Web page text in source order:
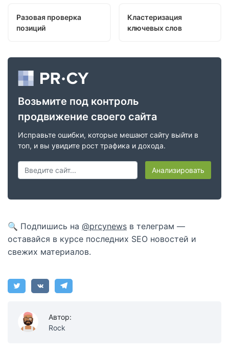
Разовая проверка
позиций
Кластеризация
ключевых слов
Возьмите под контроль
продвижение своего сайта
Исправьте ошибки, которые мешают сайту выйти в
топ, и вы увидите рост трафика и дохода.
Анализировать
🔍 Подпишись на @prcynews в телеграм —
оставайся в курсе последних SEO новостей и
свежих материалов.
Автор:
Rock